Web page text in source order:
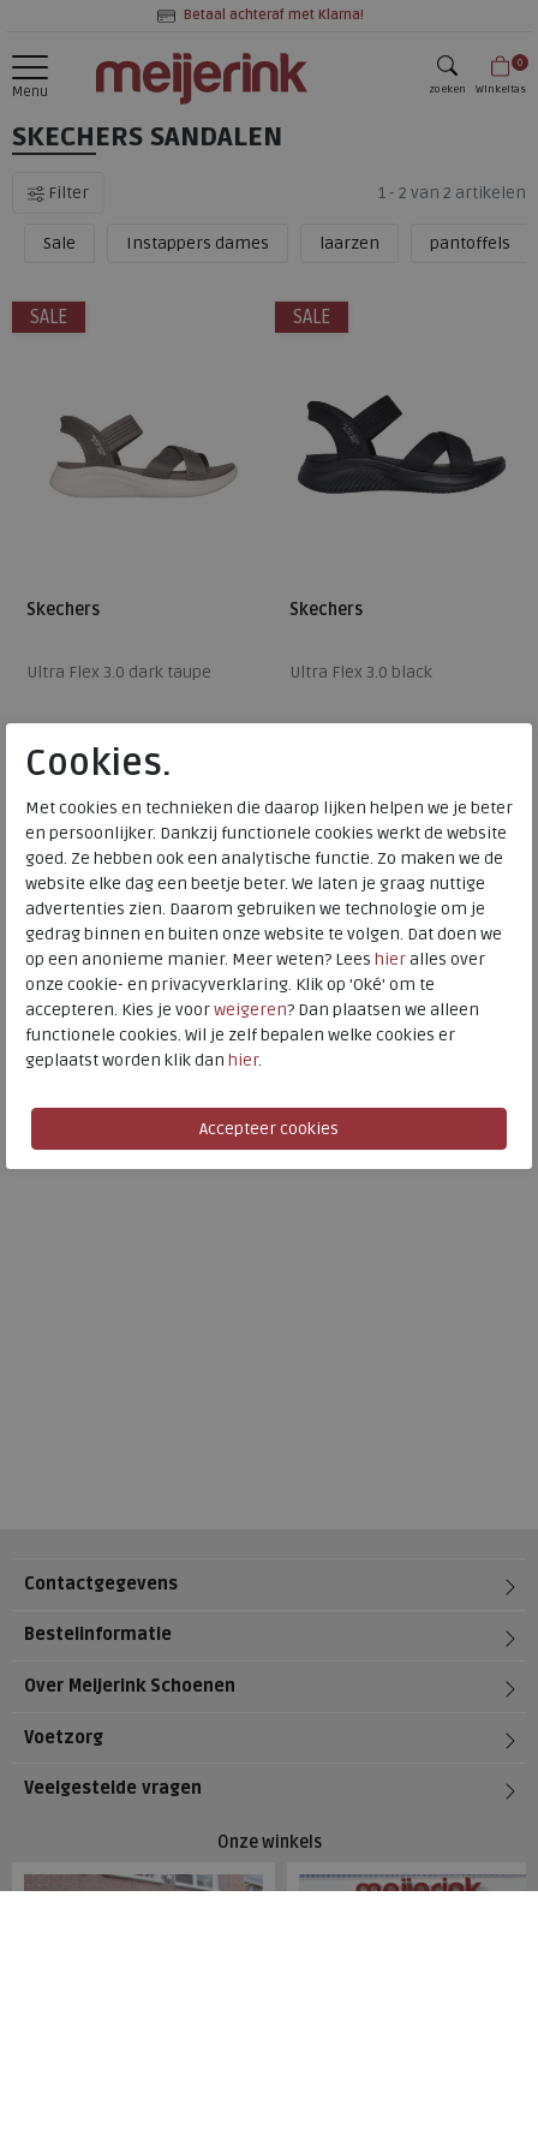
Betaal achteraf met Klarna!
Menu zoeken
0
Winkeltas
SKECHERS SANDALEN
Filter 1 - 2 van 2 artikelen
Sale Instappers dames laarzen pantoffels
SALE
Skechers
Ultra Flex 3.0 dark taupe
€ 52,47
Beschikbare maten
36 38 39 40 41
42
SALE
Skechers
Ultra Flex 3.0 black
Beschikbare maten
36 37 39 40 41
42
Contactgegevens
Bestelinformatie
Over Meijerink Schoenen
Voetzorg
Veelgestelde vragen
Onze winkels
Cookies.
Met cookies en technieken die daarop lijken helpen we je beter
en persoonlijker. Dankzij functionele cookies werkt de website
goed. Ze hebben ook een analytische functie. Zo maken we de
website elke dag een beetje beter. We laten je graag nuttige
advertenties zien. Daarom gebruiken we technologie om je
gedrag binnen en buiten onze website te volgen. Dat doen we
op een anonieme manier. Meer weten? Lees hieralles over
onze cookie- en privacyverklaring. Klik op 'Oké' om te
accepteren. Kies je voorweigeren? Dan plaatsen we alleen
functionele cookies. Wil je zelf bepalen welke cookies er
geplaatst worden klik dan hier.